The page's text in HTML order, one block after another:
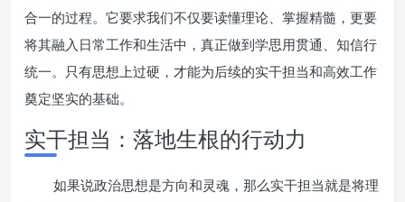
合一的过程。它要求我们不仅要读懂理论、掌握精髓，更要
将其融入日常工作和生活中，真正做到学思用贯通、知信行
统一。只有思想上过硬，才能为后续的实干担当和高效工作
奠定坚实的基础。
实干担当：落地生根的行动力
如果说政治思想是方向和灵魂，那么实干担当就是将理